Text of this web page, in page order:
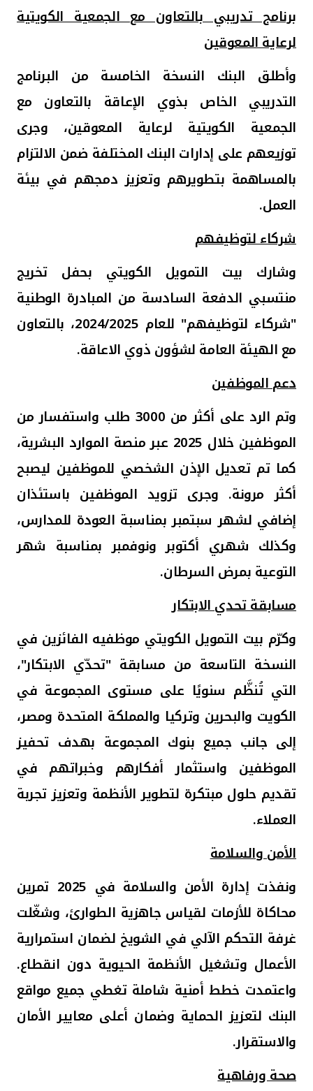
برنامج تدريبي بالتعاون مع الجمعية الكويتية
لرعاية المعوقين
وأطلق البنك النسخة الخامسة من البرنامج
التدريبي الخاص بذوي الإعاقة بالتعاون مع
الجمعية الكويتية لرعاية المعوقين، وجرى
توزيعهم على إدارات البنك المختلفة ضمن الالتزام
بالمساهمة بتطويرهم وتعزيز دمجهم في بيئة
العمل.
شركاء لتوظيفهم
وشارك بيت التمويل الكويتي بحفل تخريج
منتسبي الدفعة السادسة من المبادرة الوطنية
"شركاء لتوظيفهم" للعام 2024/2025، بالتعاون
مع الهيئة العامة لشؤون ذوي الاعاقة.
دعم الموظفين
وتم الرد على أكثر من 3000 طلب واستفسار من
الموظفين خلال 2025 عبر منصة الموارد البشرية،
كما تم تعديل الإذن الشخصي للموظفين ليصبح
أكثر مرونة. وجرى تزويد الموظفين باستئذان
إضافي لشهر سبتمبر بمناسبة العودة للمدارس،
وكذلك شهري أكتوبر ونوفمبر بمناسبة شهر
التوعية بمرض السرطان.
مسابقة تحدي الابتكار
وكرّم بيت التمويل الكويتي موظفيه الفائزين في
النسخة التاسعة من مسابقة "تحدّي الابتكار"،
التي تُنظَّم سنويًا على مستوى المجموعة في
الكويت والبحرين وتركيا والمملكة المتحدة ومصر،
إلى جانب جميع بنوك المجموعة بهدف تحفيز
الموظفين واستثمار أفكارهم وخبراتهم في
تقديم حلول مبتكرة لتطوير الأنظمة وتعزيز تجربة
العملاء.
الأمن والسلامة
ونفذت إدارة الأمن والسلامة في 2025 تمرين
محاكاة للأزمات لقياس جاهزية الطوارئ، وشغّلت
غرفة التحكم الآلي في الشويخ لضمان استمرارية
الأعمال وتشغيل الأنظمة الحيوية دون انقطاع.
واعتمدت خطط أمنية شاملة تغطي جميع مواقع
البنك لتعزيز الحماية وضمان أعلى معايير الأمان
والاستقرار.
صحة ورفاهية